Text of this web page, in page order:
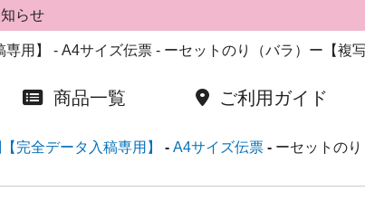
らせ
用】 - A4サイズ伝票 - ーセットのり（バラ）ー【複
商品一覧 ご利用ガイド
完全データ入稿専用】 A4サイズ伝票 ーセットの